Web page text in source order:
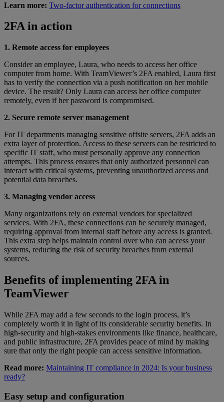
Learn more: Two-factor authentication for connections
2FA in action
1. Remote access for employees
Consider an employee, Laura, who needs to access her office
computer from home. With TeamViewer’s 2FA enabled, Laura first
has to verify the connection via a push notification on her mobile
device. The result? Only Laura can access her office computer
remotely, even if her password is compromised.
2. Secure remote server management
For IT departments managing sensitive offsite servers, 2FA adds an
extra layer of protection. Access to these servers can be restricted to
specific IT staff, who must personally approve any connection
attempts. This process ensures that only authorized personnel can
interact with critical systems, preventing unauthorized access and
potential data breaches.
3. Managing vendor access
Many organizations rely on external vendors for specialized
services. With 2FA, these connections can be securely managed,
requiring approval from internal staff before any access is granted.
This extra step helps maintain control over who can access your
systems, reducing the risk of security breaches from external
sources.
Benefits of implementing 2FA in
TeamViewer
While 2FA may add a few seconds to the login process, it’s
completely worth it in light of its considerable security benefits. In
high-security and high-stakes environments like finance, healthcare,
and public infrastructure, 2FA provides peace of mind by making
sure that only the right people can access sensitive information.
Read more: Maintaining IT compliance in 2024: Is your business
ready?
Easy setup and configuration